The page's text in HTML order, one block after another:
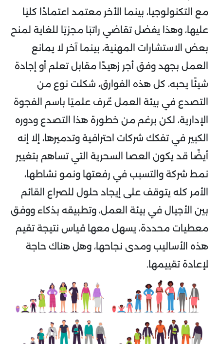
مع التكنولوجيا، بينما الأخر معتمد اعتمادًا كليًا
عليها، وهذا يفضل تقاضي راتبًا مجزيًا للغاية لمنح
بعض الاستشارات المهنية، بينما آخر لا يمانع
العمل بجهد وفق أجر زهيدًا مقابل تعلم أو إجادة
شيئًا يحبه، كل هذه الفوارق، شكلت نوع من
التصدع في بيئة العمل عٌرف علميًا باسم الفجوة
الإدارية، لكن برغم من خطورة هذا التصدع ودوره
الكبير في تفكك شركات احترافية وتدميرها، إلا إنه
أيضًا قد يكون العصا السحرية التي تساهم بتغيير
نمط شركة والتسبب في رفعتها ونمو نشاطها،
الأمر كله يتوقف على إيجاد حلول للصراع القائم
بين الأجيال في بيئة العمل، وتطبيقه بذكاء ووفق
معطيات محددة، يسهل معها قياس نتيجة تقيم
هذه الأساليب ومدى نجاحها، وهل هناك حاجة
لإعادة تقييمها.